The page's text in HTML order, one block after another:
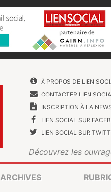
À PROPOS DE LIEN
CONTACTER LIEN
INSCRIPTION À LA
LIEN SOCIAL SUR
LIEN SOCIAL SUR
Découvrez les
ARCHIVES